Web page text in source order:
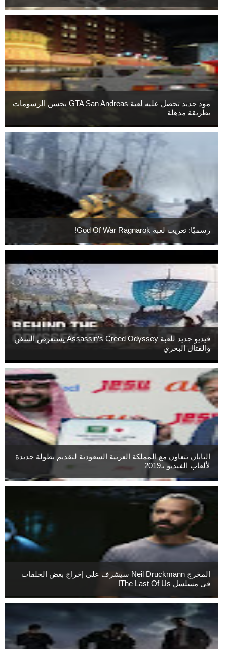
مود جديد تحصل عليه لعبة GTA San Andreas يحسن الرسومات
بطريقة مذهلة
رسميًا: تعريب لعبة God Of War Ragnarok!
فيديو جديد للعبة Assassin’s Creed Odyssey يستعرض السفن
والقتال البحري
اليابان تتعاون مع المملكة العربية السعودية لتقديم بطولة جديدة
لألعاب الفيديو بـ2019
المخرج Neil Druckmann سيشرف على إخراج بعض الحلقات
فى مسلسل The Last Of Us!